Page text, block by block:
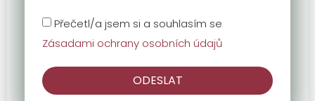
Přečetl/a jsem si a souhlasím se
Zásadami ochrany osobních údajů
ODESLAT